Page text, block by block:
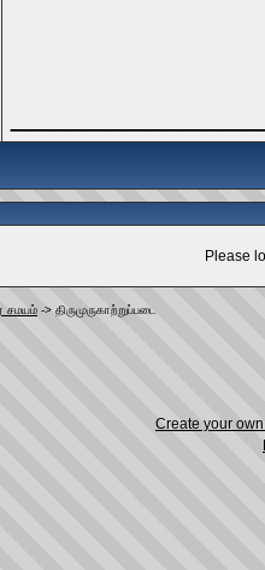
Please
சமயம் -> திருமுருகாற்றுப்படை
Create your